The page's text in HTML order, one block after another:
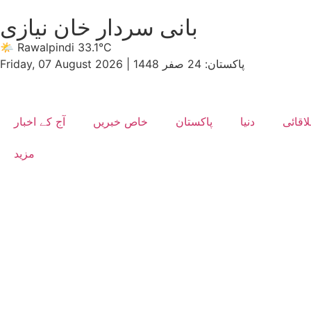
بانی سردار خان نیازی
🌤 Rawalpindi 33.1°C
Friday, 07 August 2026
پاکستان: 24 صفر 1448
آج کے اخبار خاص خبریں پاکستان دنیا
مزید